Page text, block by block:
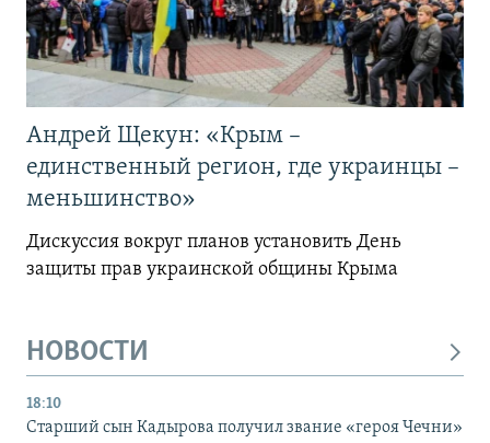
Андрей Щекун: «Крым –
единственный регион, где украинцы –
меньшинство»
Дискуссия вокруг планов установить День
защиты прав украинской общины Крыма
НОВОСТИ
18:10
Старший сын Кадырова получил звание «героя Чечни»